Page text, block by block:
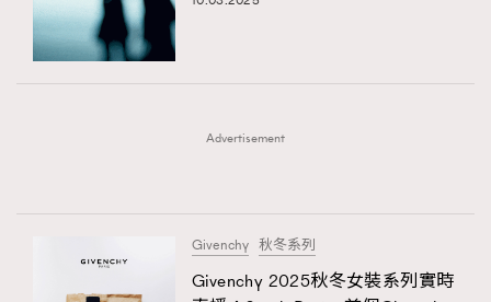
FigaroMasterclass 20
FigaroStyle
FigaroTalk 48
FigaroWatch 83
Grooming&Fitness 38
Advertisement
Givenchy 秋冬系列
Givenchy 2025秋冬女裝系列實時